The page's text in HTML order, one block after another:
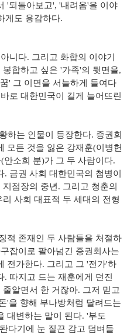
'되돌아보고', '내려옴'을 이야
게도 용감하다.
니다. 그리고 화합의 이야기
합하고 싶은 '가족'의 뒷면을,
' 그 이면을 서늘하게 들여다
로 대한민국이 길게 늘어뜨린
하는 인물이 등장한다. 증권회
모든 것을 잃은 강재훈(이병헌
소희 분)가 그 두 사람이다.
금권 사회 대한민국의 첨병이
점장의 중년. 그리고 청춘의
사회 대표적 두 세대의 전형
적 존재인 두 사람들을 처절하
잡이로 팔아넘긴 증권회사는
전가한다. 그리고 그 '전가'하
따지고 드는 재훈에게 던진
알면서 한 거잖아. 그저 믿고
'을 향해 부나방처럼 달려드는
대변하는 말이 된다. '부도
다기에 눈 질끈 감고 덤벼들